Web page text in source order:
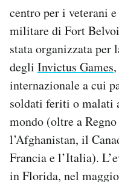
Newsletter
Notifiche mobile
Regala il Post
Esci
centro per i veterani
militare di Fort
stata organizzata per
degli Invictus Games
internazionale a cui
soldati feriti o malati
mondo (oltre a
l’Afghanistan, il
Francia e l’Italia).
in Florida, nel